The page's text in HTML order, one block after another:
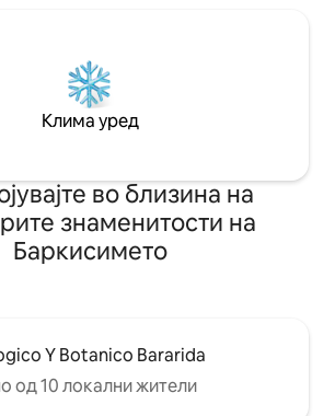
Клима уред
во близина на
знаменитости на
Баркисимето
Y Botanico Bararida
од 10 локални жители